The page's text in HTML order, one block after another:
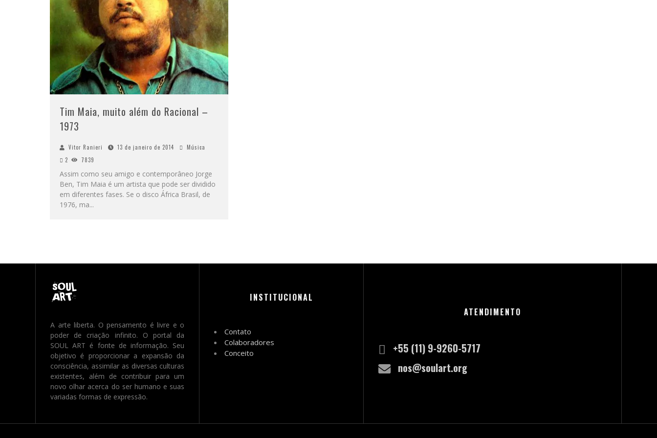
Tim Maia, muito além do Racional –
1973
Vitor Ranieri 13 de janeiro de 2014
Música
2
7839
Assim como seu amigo e contemporâneo Jorge
Ben, Tim Maia é um artista que pode ser dividido
em diferentes fases. Se o disco África Brasil, de
1976, ma...
A arte liberta. O pensamento é livre e o
poder de criação infinito. O portal da
SOUL ART é fonte de informação. Seu
objetivo é proporcionar a expansão da
consciência, assimilar as diversas culturas
existentes, além de contribuir para um
novo olhar acerca do ser humano e suas
variadas formas de expressão.
INSTITUCIONAL
Contato
Colaboradores
Conceito
ATENDIMENTO
+55 (11) 9-9260-5717
nos@soulart.org